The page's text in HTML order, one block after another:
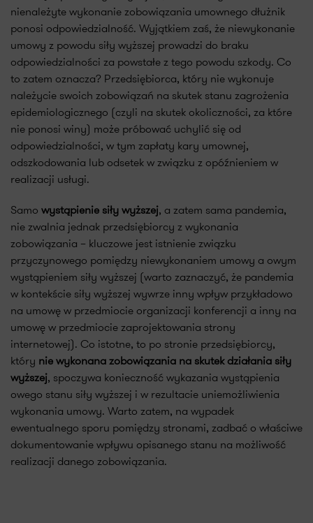
nienależyte wykonanie zobowiązania umownego dłużnik
ponosi odpowiedzialność. Wyjątkiem zaś, że niewykonanie
umowy z powodu siły wyższej prowadzi do braku
odpowiedzialności za powstałe z tego powodu szkody. Co
to zatem oznacza? Przedsiębiorca, który nie wykonuje
należycie swoich zobowiązań na skutek stanu zagrożenia
epidemiologicznego (czyli na skutek okoliczności, za które
nie ponosi winy) może próbować uchylić się od
odpowiedzialności, w tym zapłaty kary umownej,
odszkodowania lub odsetek w związku z opóźnieniem w
realizacji usługi.
Samo wystąpienie siły wyższej, a zatem sama pandemia,
nie zwalnia jednak przedsiębiorcy z wykonania
zobowiązania – kluczowe jest istnienie związku
przyczynowego pomiędzy niewykonaniem umowy a owym
wystąpieniem siły wyższej (warto zaznaczyć, że pandemia
w kontekście siły wyższej wywrze inny wpływ przykładowo
na umowę w przedmiocie organizacji konferencji a inny na
umowę w przedmiocie zaprojektowania strony
internetowej). Co istotne, to po stronie przedsiębiorcy,
który nie wykonana zobowiązania na skutek działania siły
wyższej, spoczywa konieczność wykazania wystąpienia
owego stanu siły wyższej i w rezultacie uniemożliwienia
wykonania umowy. Warto zatem, na wypadek
ewentualnego sporu pomiędzy stronami, zadbać o właściwe
dokumentowanie wpływu opisanego stanu na możliwość
realizacji danego zobowiązania.